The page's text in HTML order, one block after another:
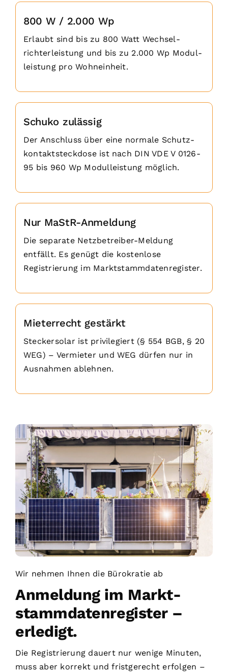
800 W / 2.000 Wp
Erlaubt sind bis zu 800 Watt Wechsel­
richterleistung und bis zu 2.000 Wp Modul­
leistung pro Wohneinheit.
Schuko zulässig
Der Anschluss über eine normale Schutz­
kontakt­steckdose ist nach DIN VDE V 0126-
95 bis 960 Wp Modulleistung möglich.
Nur MaStR-Anmeldung
Die separate Netzbetreiber-Meldung
entfällt. Es genügt die kostenlose
Registrierung im Markt­stamm­daten­register.
Mieterrecht gestärkt
Steckersolar ist privilegiert (§ 554 BGB, § 20
WEG) – Vermieter und WEG dürfen nur in
Ausnahmen ablehnen.
Wir nehmen Ihnen die Bürokratie ab
Anmeldung im Markt­
stamm­daten­register –
erledigt.
Die Registrierung dauert nur wenige Minuten,
muss aber korrekt und fristgerecht erfolgen –